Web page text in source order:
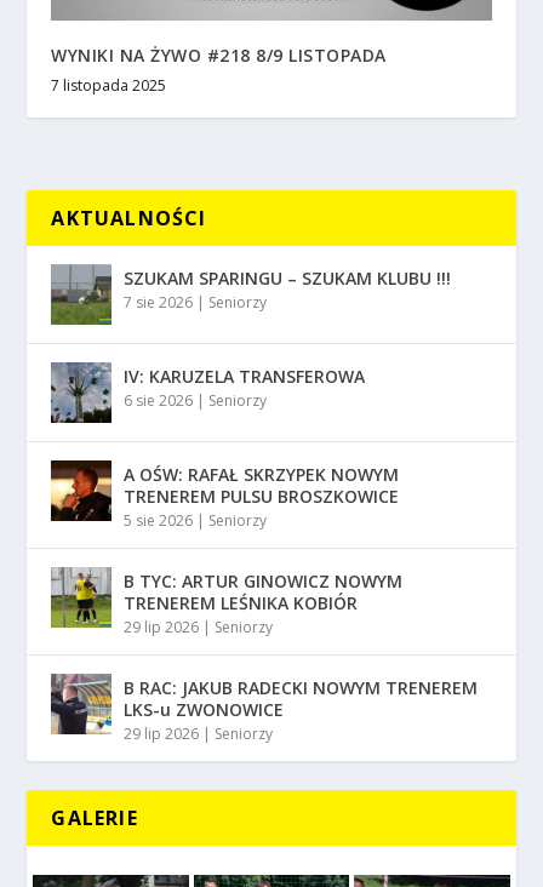
WYNIKI NA ŻYWO #218 8/9 LISTOPADA
7 listopada 2025
AKTUALNOŚCI
SZUKAM SPARINGU – SZUKAM KLUBU !!!
7 sie 2026 | Seniorzy
IV: KARUZELA TRANSFEROWA
6 sie 2026 | Seniorzy
A OŚW: RAFAŁ SKRZYPEK NOWYM
TRENEREM PULSU BROSZKOWICE
5 sie 2026 | Seniorzy
B TYC: ARTUR GINOWICZ NOWYM
TRENEREM LEŚNIKA KOBIÓR
29 lip 2026 | Seniorzy
B RAC: JAKUB RADECKI NOWYM TRENEREM
LKS-u ZWONOWICE
29 lip 2026 | Seniorzy
GALERIE